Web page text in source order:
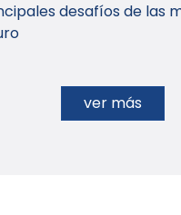
desafíos de las
ver más